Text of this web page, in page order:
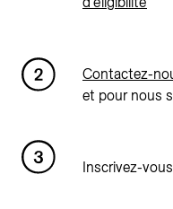
Contactez-
et pour nous
Inscrivez-